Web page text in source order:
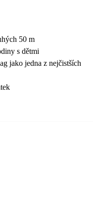
50 m
s dětmi
jako jedna z nejčistších